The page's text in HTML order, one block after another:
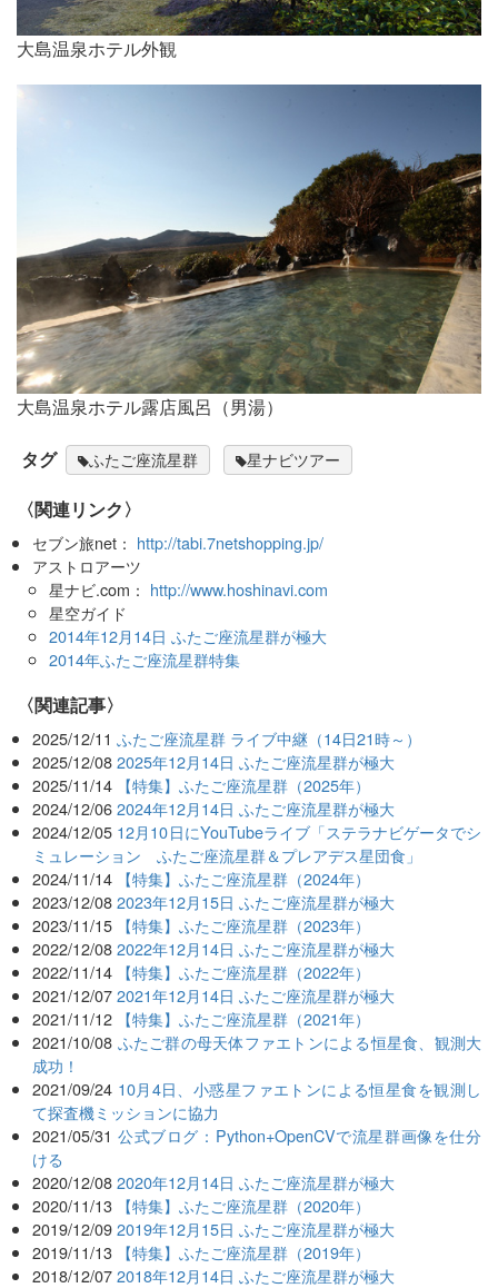
大島温泉ホテル外観
大島温泉ホテル露店風呂（男湯）
タグ ふたご座流星群 星ナビツアー
〈関連リンク〉
セブン旅net： http://tabi.7netshopping.jp/
アストロアーツ
星ナビ.com： http://www.hoshinavi.com
星空ガイド
2014年12月14日 ふたご座流星群が極大
2014年ふたご座流星群特集
関連記事
2025/12/11 ふたご座流星群 ライブ中継（14日21時～）
2025/12/08 2025年12月14日 ふたご座流星群が極大
2025/11/14 【特集】ふたご座流星群（2025年）
2024/12/06 2024年12月14日 ふたご座流星群が極大
2024/12/05 12月10日にYouTubeライブ「ステラナビゲータでシ
ミュレーション ふたご座流星群＆プレアデス星団食」
2024/11/14 【特集】ふたご座流星群（2024年）
2023/12/08 2023年12月15日 ふたご座流星群が極大
2023/11/15 【特集】ふたご座流星群（2023年）
2022/12/08 2022年12月14日 ふたご座流星群が極大
2022/11/14 【特集】ふたご座流星群（2022年）
2021/12/07 2021年12月14日 ふたご座流星群が極大
2021/11/12 【特集】ふたご座流星群（2021年）
2021/10/08 ふたご群の母天体ファエトンによる恒星食、観測大
成功！
2021/09/24 10月4日、小惑星ファエトンによる恒星食を観測し
て探査機ミッションに協力
2021/05/31 公式ブログ：Python+OpenCVで流星群画像を仕分
ける
2020/12/08 2020年12月14日 ふたご座流星群が極大
2020/11/13 【特集】ふたご座流星群（2020年）
2019/12/09 2019年12月15日 ふたご座流星群が極大
2019/11/13 【特集】ふたご座流星群（2019年）
2018/12/07 2018年12月14日 ふたご座流星群が極大